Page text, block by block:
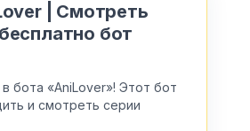
| Смотреть
бот
бота «AniLover»! Этот бот
и смотреть серии